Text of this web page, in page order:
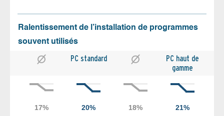
Ralentissement de l’installation de programmes
souvent utilisés
PC standard
PC haut de
gamme